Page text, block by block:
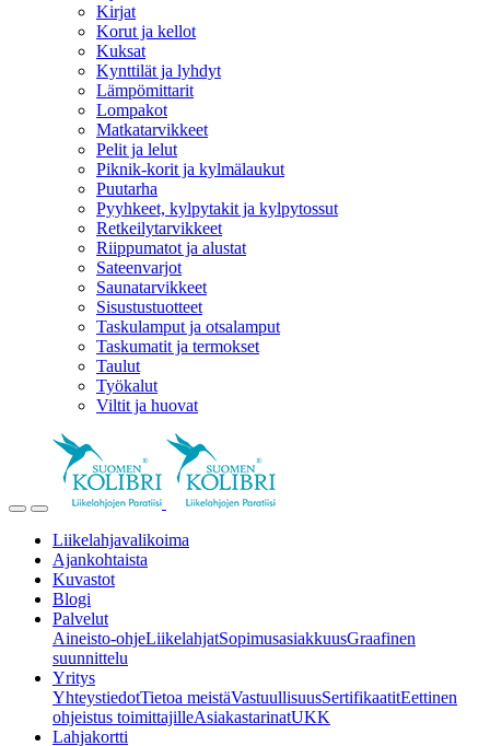
Kirjat
Korut ja kellot
Kuksat
Kynttilät ja lyhdyt
Lämpömittarit
Lompakot
Matkatarvikkeet
Pelit ja lelut
Piknik-korit ja kylmälaukut
Puutarha
Pyyhkeet, kylpytakit ja kylpytossut
Retkeilytarvikkeet
Riippumatot ja alustat
Sateenvarjot
Saunatarvikkeet
Sisustustuotteet
Taskulamput ja otsalamput
Taskumatit ja termokset
Taulut
Työkalut
Viltit ja huovat
Liikelahjavalikoima
Ajankohtaista
Kuvastot
Blogi
Palvelut
Aineisto-ohjeLiikelahjatSopimusasiakkuusGraafinen
suunnittelu
Yritys
YhteystiedotTietoa meistäVastuullisuusSertifikaatitEettinen
ohjeistus toimittajilleAsiakastarinatUKK
Lahjakortti